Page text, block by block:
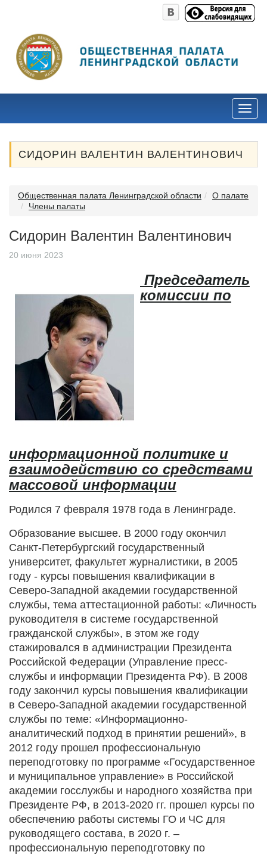
СИДОРИН ВАЛЕНТИН ВАЛЕНТИНОВИЧ
Общественная палата Ленинградской области
О палате
Члены палаты
Сидорин Валентин Валентинович
20 июня 2023
Председатель
комиссии по
информационной политике и
взаимодействию со средствами
массовой информации
Родился 7 февраля 1978 года в Ленинграде.
Образование высшее. В 2000 году окончил
Санкт-Петербургский государственный
университет, факультет журналистики, в 2005
году - курсы повышения квалификации в
Северо-Западной академии государственной
службы, тема аттестационной работы: «Личность
руководителя в системе государственной
гражданской службы», в этом же году
стажировался в администрации Президента
Российской Федерации (Управление пресс-
службы и информации Президента РФ). В 2008
году закончил курсы повышения квалификации
в Северо-Западной академии государственной
службы по теме: «Информационно-
аналитический подход в принятии решений», в
2012 году прошел профессиональную
переподготовку по программе «Государственное
и муниципальное управление» в Российской
академии госслужбы и народного хозяйства при
Президенте РФ, в 2013-2020 гг. прошел курсы по
обеспечению работы системы ГО и ЧС для
руководящего состава, в 2020 г. –
профессиональную переподготовку по